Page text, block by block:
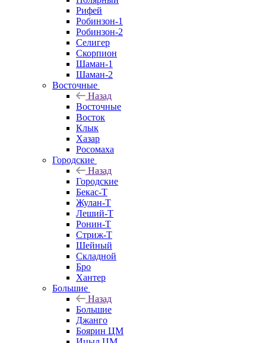
Рифей
Робинзон-1
Робинзон-2
Селигер
Скорпион
Шаман-1
Шаман-2
Восточные
Назад
Восточные
Восток
Клык
Хазар
Росомаха
Городские
Назад
Городские
Бекас-Т
Жулан-Т
Леший-Т
Ронин-Т
Стриж-Т
Шейный
Складной
Бро
Хантер
Большие
Назад
Большие
Джанго
Боярин ЦМ